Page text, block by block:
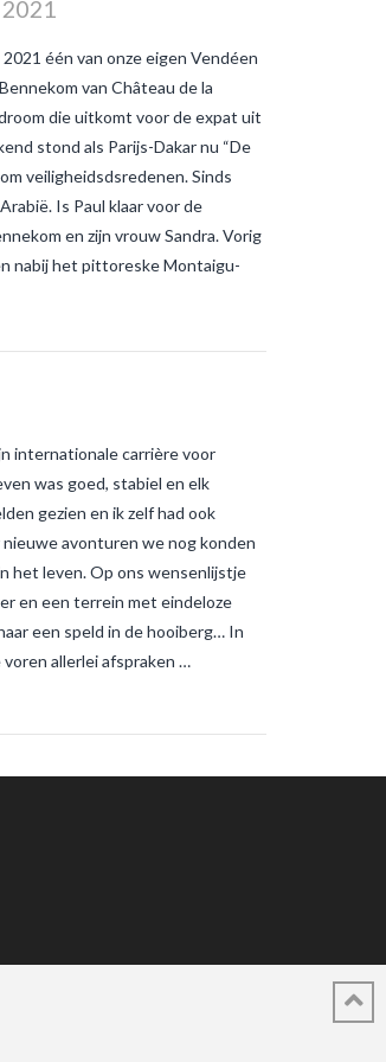
muggenbeten en
tijgermuggenbeten?
tijgermuggen uit te roeien?
in-frankrijk wonen-vendee
één van onze eigen Vendéen
van Château de la
die uitkomt voor de expat uit
stond als Parijs-Dakar nu “De
veiligheidsdsredenen. Sinds
Is Paul klaar voor de
en zijn vrouw Sandra. Vorig
nabij het pittoreske Montaigu-
internationale carrière voor
was goed, stabiel en elk
gezien en ik zelf had ook
avonturen we nog konden
het leven. Op ons wensenlijstje
en een terrein met eindeloze
een speld in de hooiberg… In
allerlei afspraken …